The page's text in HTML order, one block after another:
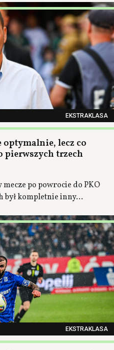
EKSTRAKLASA
optymalnie, lecz co
pierwszych trzech
po powrocie do PKO
był kompletnie inny...
EKSTRAKLASA